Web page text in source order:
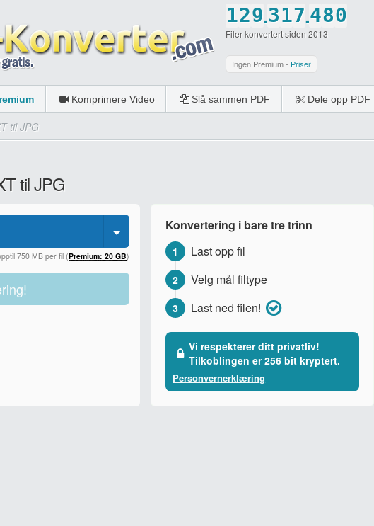
1
2
3
4
5
6
0
2
3
4
5
6
7
9
0
.3
4
5
6
7
8
1
2
3
4
5
6
0
7
8
9
0
.4
5
6
7
8
9
8
9
0
3
4
5
Filer konvertert siden 2013
Ingen Premium - Priser
Komprimere Video Slå sammen PDF Dele opp PDF
til JPG
til JPG
750 MB per fil (Premium: 20 GB)
Konvertering i bare tre trinn
1 Last opp fil
2 Velg mål filtype
3 Last ned filen!
Vi respekterer ditt privatliv!
Tilkoblingen er 256 bit kryptert.
Personvernerklæring